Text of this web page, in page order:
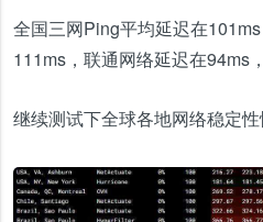
全国三网Ping平均延迟在
111ms，联通网络延迟在94ms
继续测试下全球各地网络稳定性